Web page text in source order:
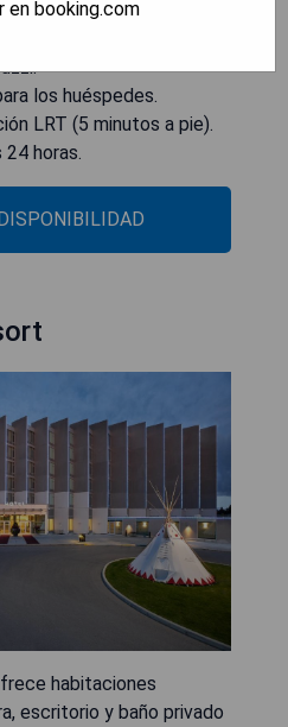
los huéspedes.
LRT (5 minutos a pie).
horas.
habitaciones
escritorio y baño privado
en booking.com